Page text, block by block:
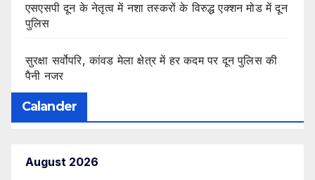
एसएसपी दून के नेतृत्व में नशा तस्करों के विरुद्ध एक्शन मोड में दून
पुलिस
सुरक्षा सर्वोपरि, कांवड मेला क्षेत्र में हर कदम पर दून पुलिस की
पैनी नजर
Calander
August 2026